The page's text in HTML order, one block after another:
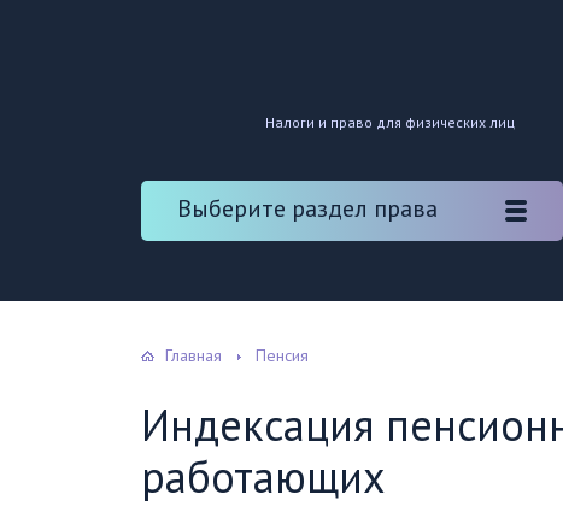
Налоги и право для физических лиц
Выберите раздел права
Главная Пенсия
Индексация
работающих